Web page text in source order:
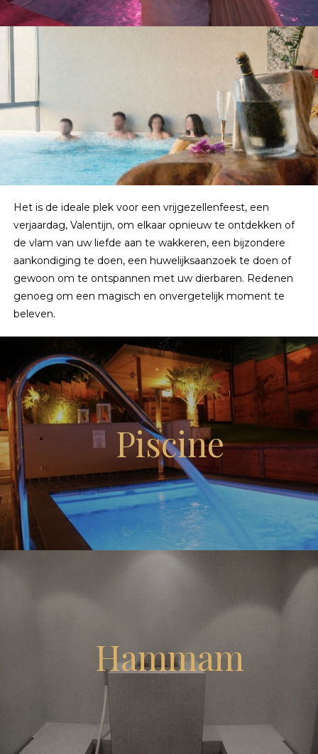
Het is de ideale plek voor een vrijgezellenfeest, een
verjaardag, Valentijn, om elkaar opnieuw te ontdekken of
de vlam van uw liefde aan te wakkeren, een bijzondere
aankondiging te doen, een huwelijksaanzoek te doen of
gewoon om te ontspannen met uw dierbaren. Redenen
genoeg om een magisch en onvergetelijk moment te
beleven.
Piscine
Hammam